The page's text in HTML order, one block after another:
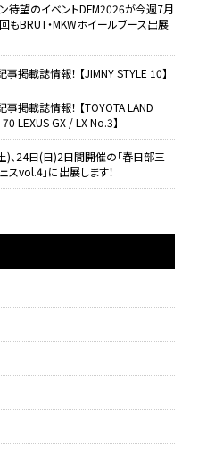
ン待望のイベントDFM2026が今週7月
もBRUT・MKWホイールブース出展
掲載誌情報！ 【JIMNY STYLE 10】
掲載誌情報！ 【TOYOTA LAND
LEXUS GX / LX No.3】
)、24日(日)2日間開催の「春日部三
スvol.4」に出展します！